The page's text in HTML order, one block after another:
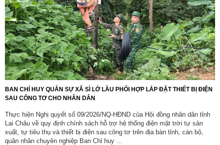
BAN CHỈ HUY QUÂN SỰ XÃ SÌ LỞ LẦU PHỐI HỢP LẮP ĐẶT THIẾT BỊ ĐIỆN
SAU CÔNG TƠ CHO NHÂN DÂN
Thực hiện Nghị quyết số 09/2026/NQ-HĐND của Hội đồng nhân dân tỉnh
Lai Châu về quy định chính sách hỗ trợ hệ thống điện mặt trời tự sản
xuất, tự tiêu thụ và thiết bị điện sau công tơ trên địa bàn tỉnh, cán bộ,
quân nhân chuyên nghiệp Ban Chỉ huy ...